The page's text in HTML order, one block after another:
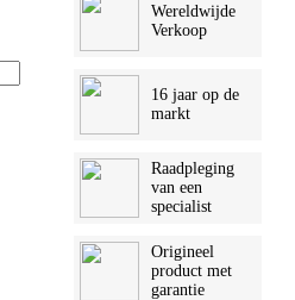
Wereldwijde
Verkoop
16 jaar op de
markt
Raadpleging
van een
specialist
Origineel
product met
garantie